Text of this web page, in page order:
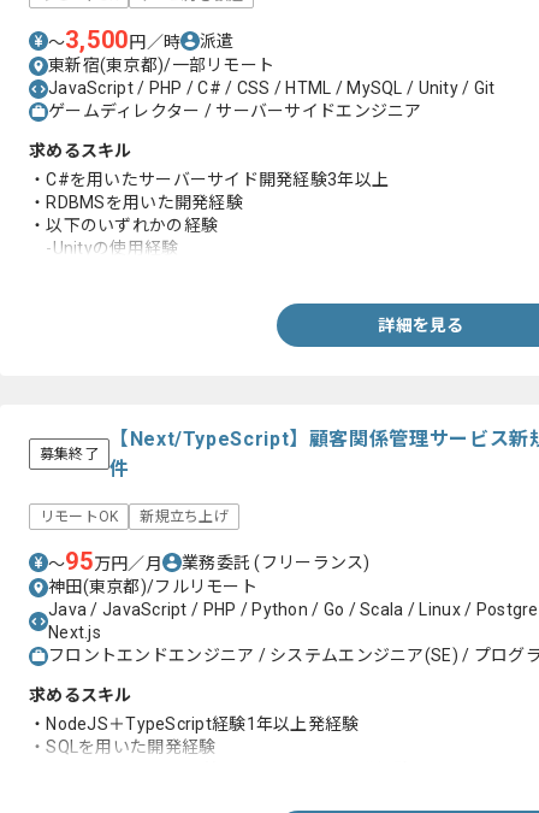
〜3,500円／時
派遣
東新宿(東京都)/一部リモート
JavaScript / PHP / C# / CSS / HTML / MySQL / Unity / Git
ゲームディレクター / サーバーサイドエンジニア
求めるスキル
・C#を用いたサーバーサイド開発経験3年以上
・RDBMSを用いた開発経験
・以下のいずれかの経験
-Unityの使用経験
詳細を見る
募集終了
【Next/TypeScript】顧客関係管理サービス新
件
リモートOK 新規立ち上げ
〜95万円／月 業務委託(フリーランス)
神田(東京都)/フルリモート
Java / JavaScript / PHP / Python / Go / Scala / Linux /
Next.js
フロントエンドエンジニア / システムエンジニア(SE) / プログ
求めるスキル
・NodeJS＋TypeScript経験1年以上発経験
・SQLを用いた開発経験